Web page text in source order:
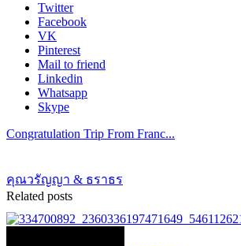
Twitter
Facebook
VK
Pinterest
Mail to friend
Linkedin
Whatsapp
Skype
Congratulation Trip From Franc...
คุณวรัญญา & ธราธร
Related posts